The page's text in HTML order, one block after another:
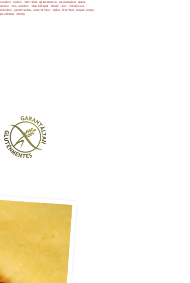
bioliszt, reformliszt, gluténmentes, süteményliszt, alakor,
rozs, rozsliszt, teljes kiőrlésű, tönköly. Liszt, tönkölybúza,
gluténmentes, süteményliszt, alakor, finomliszt, kenyér recept,
kiőrlésű, tönköly.